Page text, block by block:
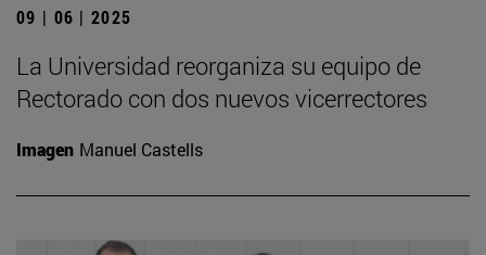
09 | 06 | 2025
La Universidad reorganiza su equipo de
Rectorado con dos nuevos vicerrectores
Imagen Manuel Castells